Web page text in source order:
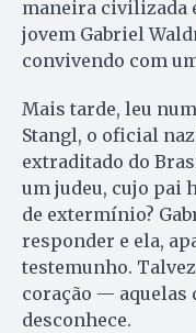
maneira civilizada
jovem Gabriel
convivendo com
Mais tarde, leu
Stangl, o oficial
extraditado do
um judeu, cujo pai
de extermínio?
responder e ela,
testemunho.
coração — aquelas
desconhece.